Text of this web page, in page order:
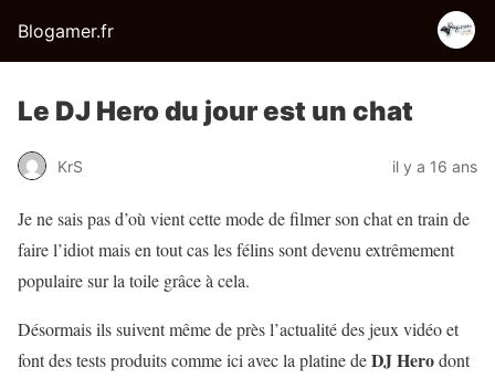
Blogamer.fr
Le DJ Hero du jour est un chat
KrS il y a 16 ans
Je ne sais pas d’où vient cette mode de filmer son chat en train de
faire l’idiot mais en tout cas les félins sont devenu extrêmement
populaire sur la toile grâce à cela.
Désormais ils suivent même de près l’actualité des jeux vidéo et
font des tests produits comme ici avec la platine deDJ Herodont